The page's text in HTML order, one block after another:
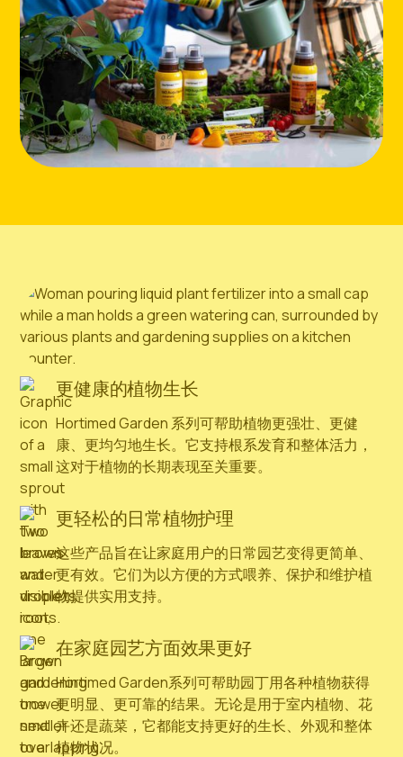
更健康的植物生长
Hortimed Garden 系列可帮助植物更强壮、更健
康、更均匀地生长。它支持根系发育和整体活力，
这对于植物的长期表现至关重要。
更轻松的日常植物护理
这些产品旨在让家庭用户的日常园艺变得更简单、
更有效。它们为以方便的方式喂养、保护和维护植
物提供实用支持。
在家庭园艺方面效果更好
Hortimed Garden系列可帮助园丁用各种植物获得
更明显、更可靠的结果。无论是用于室内植物、花
卉还是蔬菜，它都能支持更好的生长、外观和整体
植物状况。